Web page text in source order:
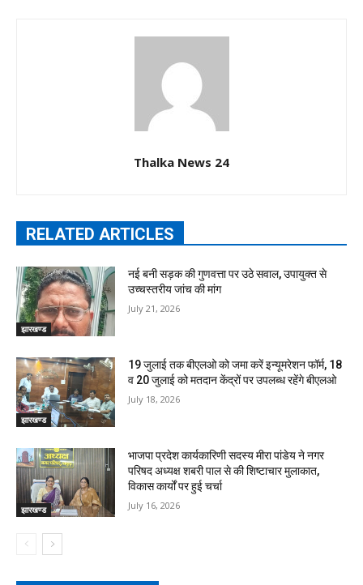
Thalka News 24
RELATED ARTICLES
झारखण्ड
नई बनी सड़क की गुणवत्ता पर उठे सवाल, उपायुक्त से
उच्चस्तरीय जांच की मांग
July 21, 2026
झारखण्ड
19 जुलाई तक बीएलओ को जमा करें इन्यूमरेशन फॉर्म, 18
व 20 जुलाई को मतदान केंद्रों पर उपलब्ध रहेंगे बीएलओ
July 18, 2026
झारखण्ड
भाजपा प्रदेश कार्यकारिणी सदस्य मीरा पांडेय ने नगर
परिषद अध्यक्ष शबरी पाल से की शिष्टाचार मुलाकात,
विकास कार्यों पर हुई चर्चा
July 16, 2026